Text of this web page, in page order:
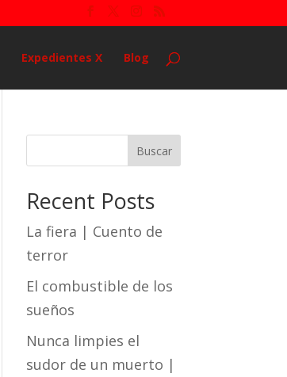
Expedientes X Blog
Buscar
Recent Posts
La fiera | Cuento de
terror
El combustible de los
sueños
Nunca limpies el
sudor de un muerto |